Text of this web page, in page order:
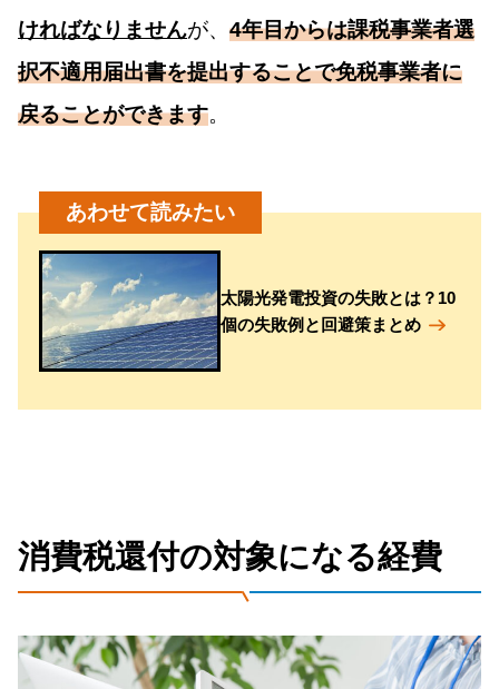
ければなりませんが、 4年目からは課税事業者選
択不適用届出書を提出することで免税事業者に
戻ることができます。
太陽光発電投資の失敗とは？10
個の失敗例と回避策まとめ
消費税還付の対象になる経費